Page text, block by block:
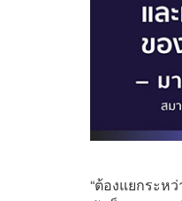
“ต้องแยกระห